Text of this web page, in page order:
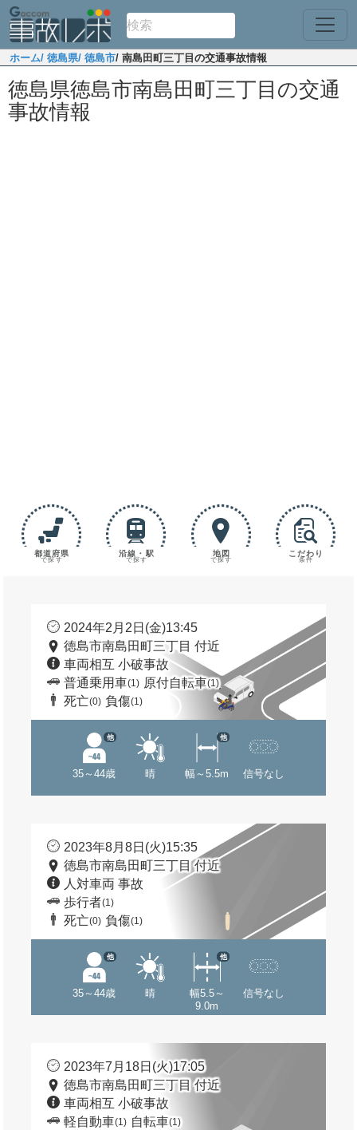
ホーム/ 徳島県/ 徳島市/ 南島田町三丁目の交通事故情報
徳島県徳島市南島田町三丁目の交通
事故情報
都道府県
で探す
沿線・駅
で探す
地図
で探す
こだわり
条件
2024年2月2日(金)13:45
徳島市南島田町三丁目 付近
車両相互 小破事故
普通乗用車(1) 原付自転車(1)
死亡(0) 負傷(1)
35～44歳
他
晴 幅～5.5m
他
信号なし
2023年8月8日(火)15:35
徳島市南島田町三丁目 付近
人対車両 事故
歩行者(1)
死亡(0) 負傷(1)
35～44歳
他
晴
幅5.5～
9.0m
他
信号なし
2023年7月18日(火)17:05
徳島市南島田町三丁目 付近
車両相互 小破事故
軽自動車(1) 自転車(1)